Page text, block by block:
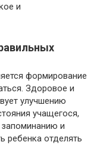
и
формирование
Здоровое и
улучшению
учащегося,
и
ребенка отделять